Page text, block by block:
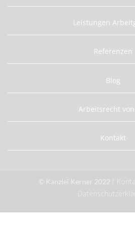
Leistungen
Referenzen
Blog
Arbeitsrecht von
Kontakt
© Kanzlei Kerner 2022 |